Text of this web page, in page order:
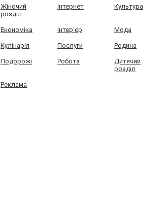
Жіночий
розділ
Інтернет Культура
Економіка Інтер'єр Мода
Кулінарія Послуги Родина
Подорожі Робота
Дитячий
розділ
Реклама